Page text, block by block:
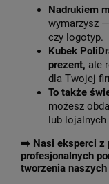
Nadrukiem
wymarzysz
czy logotyp.
Kubek
prezent, ale
dla Twojej
To także
możesz
lub
➡️ Nasi eksperci z
profesjonalnych
tworzenia naszych